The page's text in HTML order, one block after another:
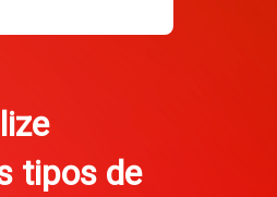
tipos de